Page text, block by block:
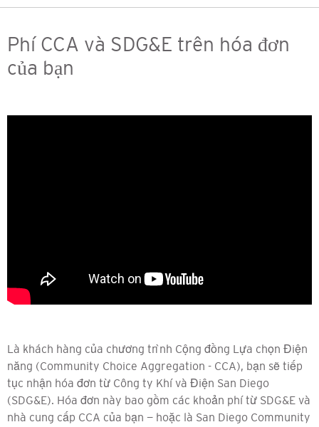
Phí CCA và SDG&E trên hóa đơn
của bạn
Là khách hàng của chương trình Cộng đồng Lựa chọn Điện
năng (Community Choice Aggregation - CCA), bạn sẽ tiếp
tục nhận hóa đơn từ Công ty Khí và Điện San Diego
(SDG&E). Hóa đơn này bao gồm các khoản phí từ SDG&E và
nhà cung cấp CCA của bạn — hoặc là San Diego Community